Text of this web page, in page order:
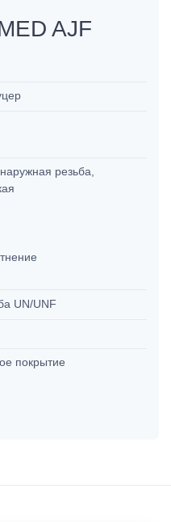
AJF
резьба,
UN/UNF
покрытие